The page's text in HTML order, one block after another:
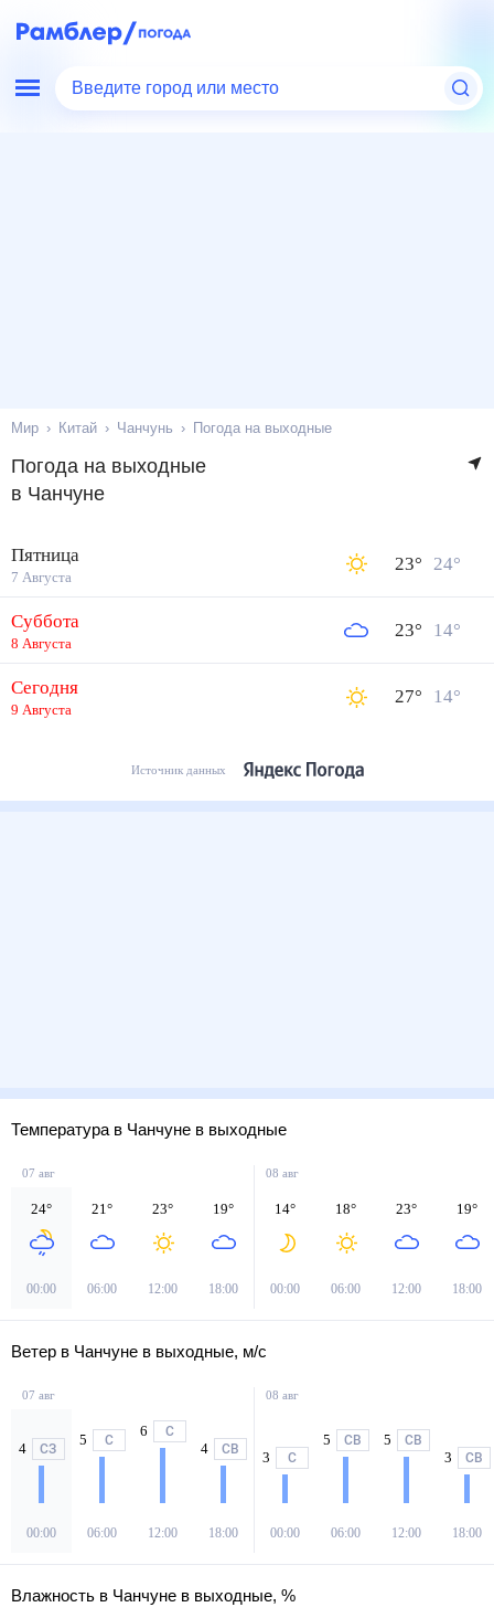
Введите город или место
Мир Китай Чанчунь Погода на выходные
Погода на выходные
в Чанчуне
Пятница
7 Августа
23° 24°
Суббота
8 Августа
23° 14°
Сегодня
9 Августа
27° 14°
Источник данных
Температура в Чанчуне в выходные
07 авг
24°
00:00
21°
06:00
23°
12:00
19°
18:00
08 авг
14°
00:00
18°
06:00
23°
12:00
19°
18:00
Ветер в Чанчуне в выходные, м/с
07 авг
4 СЗ
00:00
5 С
06:00
6 С
12:00
4 СВ
18:00
08 авг
3 С
00:00
5 СВ
06:00
5 СВ
12:00
3 СВ
18:00
Влажность в Чанчуне в выходные, %